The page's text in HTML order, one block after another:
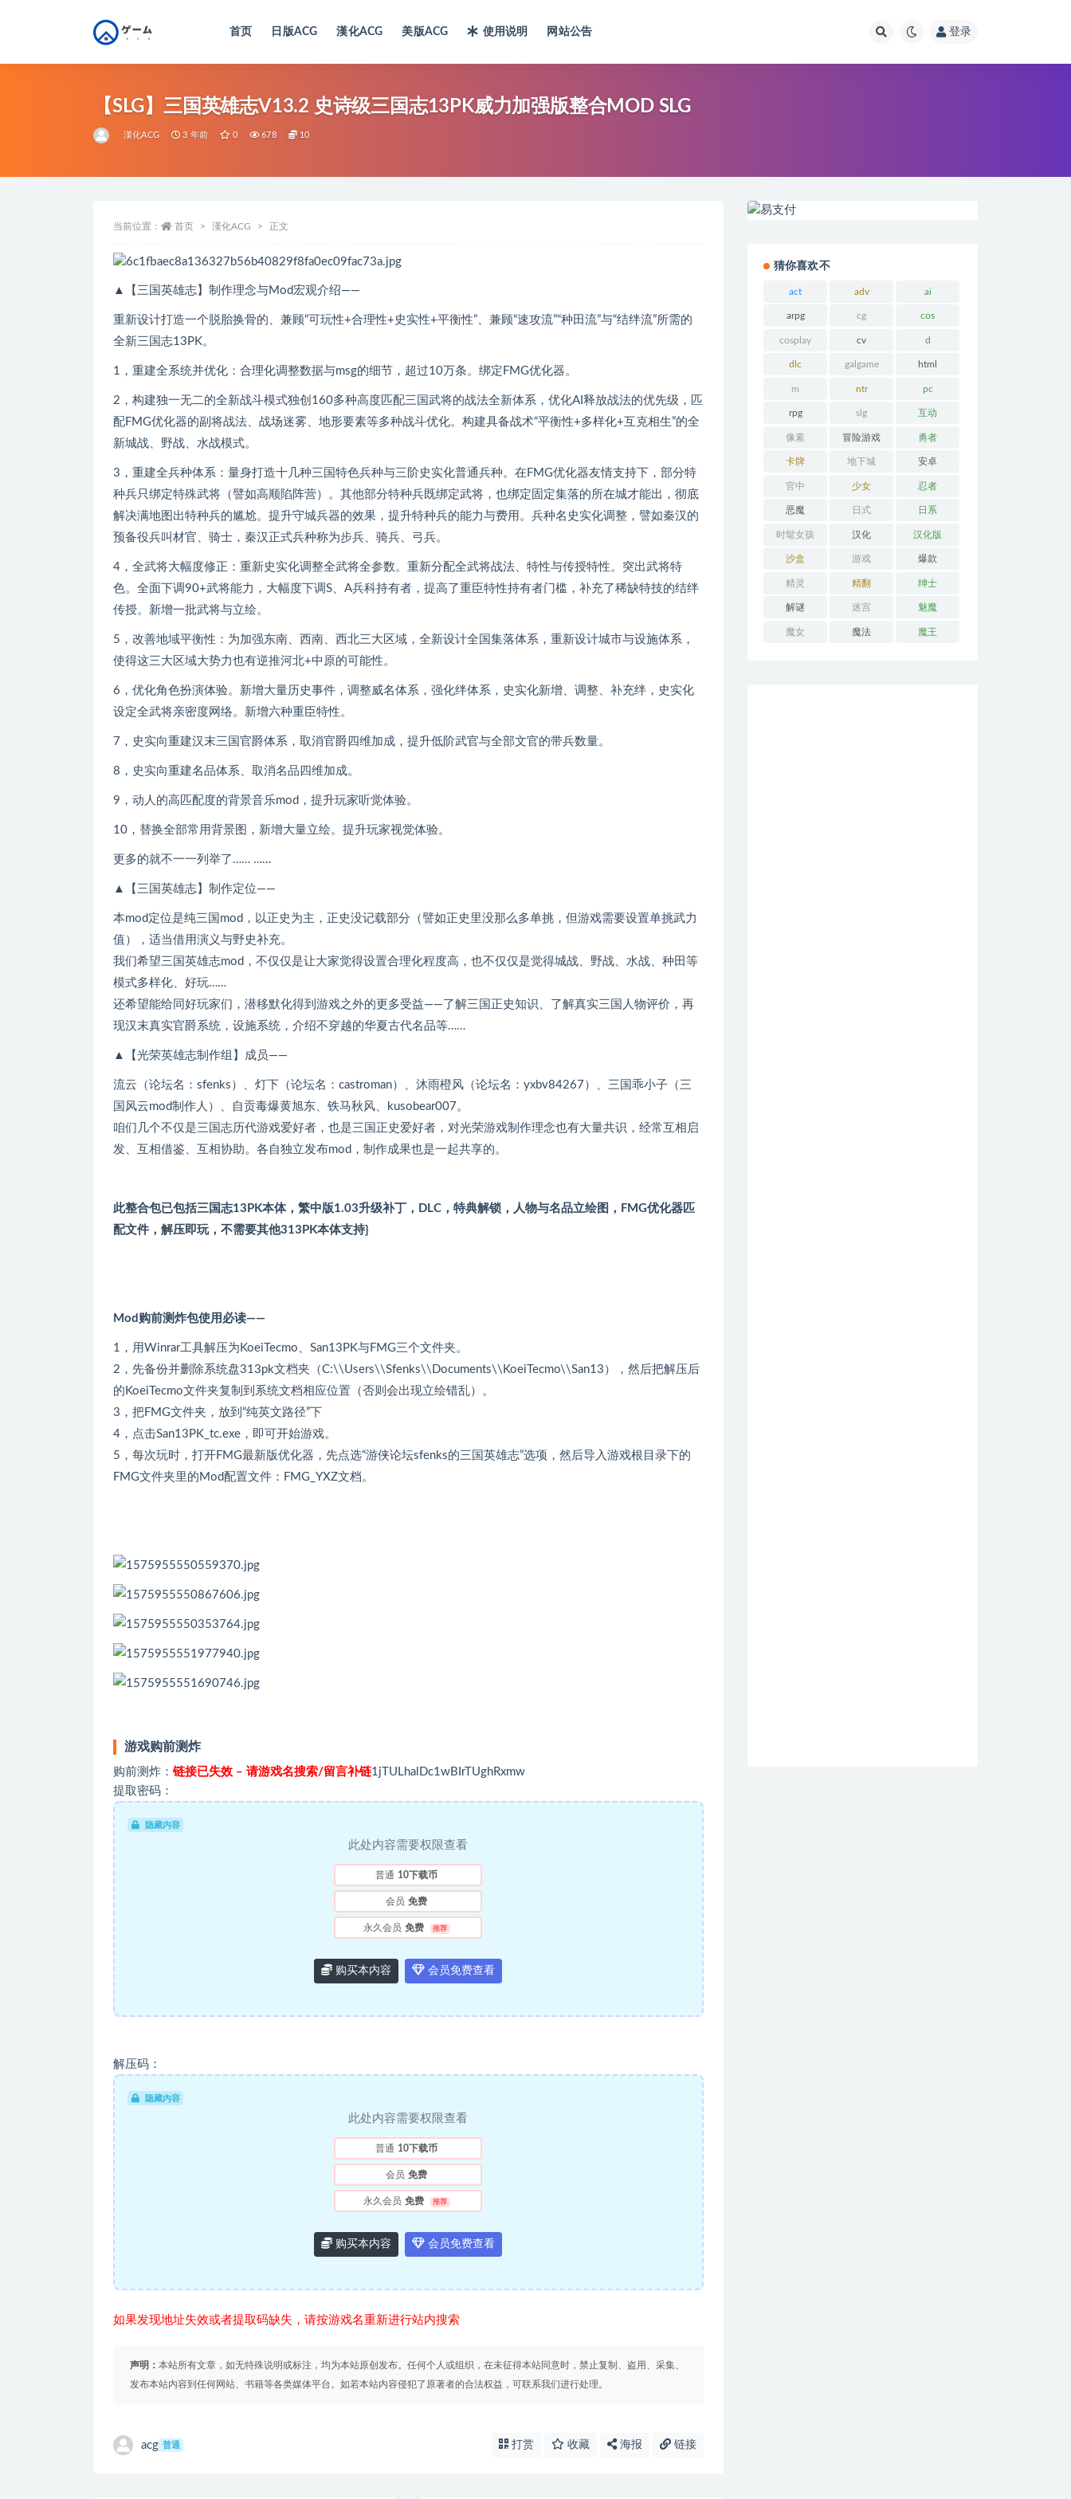
首页 日版ACG 漢化ACG 美版ACG 使用说明 网站公告 登录
【SLG】三国英雄志V13.2 史诗级三国志13PK威力加强版整合MOD SLG
漢化ACG 3 年前 0 678 10
当前位置： 首页 漢化ACG 正文
▲【三国英雄志】制作理念与Mod宏观介绍——
重新设计打造一个脱胎换骨的、兼顾“可玩性+合理性+史实性+平衡性”、兼顾“速攻流”“种田流”与“结绊流”所需的
全新三国志13PK。
1，重建全系统并优化：合理化调整数据与msg的细节，超过10万条。绑定FMG优化器。
2，构建独一无二的全新战斗模式独创160多种高度匹配三国武将的战法全新体系，优化AI释放战法的优先级，匹
配FMG优化器的副将战法、战场迷雾、地形要素等多种战斗优化。构建具备战术“平衡性+多样化+互克相生”的全
新城战、野战、水战模式。
3，重建全兵种体系：量身打造十几种三国特色兵种与三阶史实化普通兵种。在FMG优化器友情支持下，部分特
种兵只绑定特殊武将（譬如高顺陷阵营）。其他部分特种兵既绑定武将，也绑定固定集落的所在城才能出，彻底
解决满地图出特种兵的尴尬。提升守城兵器的效果，提升特种兵的能力与费用。兵种名史实化调整，譬如秦汉的
预备役兵叫材官、骑士，秦汉正式兵种称为步兵、骑兵、弓兵。
4，全武将大幅度修正：重新史实化调整全武将全参数。重新分配全武将战法、特性与传授特性。突出武将特
色。全面下调90+武将能力，大幅度下调S、A兵科持有者，提高了重臣特性持有者门槛，补充了稀缺特技的结绊
传授。新增一批武将与立绘。
5，改善地域平衡性：为加强东南、西南、西北三大区域，全新设计全国集落体系，重新设计城市与设施体系，
使得这三大区域大势力也有逆推河北+中原的可能性。
6，优化角色扮演体验。新增大量历史事件，调整威名体系，强化绊体系，史实化新增、调整、补充绊，史实化
设定全武将亲密度网络。新增六种重臣特性。
7，史实向重建汉末三国官爵体系，取消官爵四维加成，提升低阶武官与全部文官的带兵数量。
8，史实向重建名品体系、取消名品四维加成。
9，动人的高匹配度的背景音乐mod，提升玩家听觉体验。
10，替换全部常用背景图，新增大量立绘。提升玩家视觉体验。
更多的就不一一列举了…… ……
▲【三国英雄志】制作定位——
本mod定位是纯三国mod，以正史为主，正史没记载部分（譬如正史里没那么多单挑，但游戏需要设置单挑武力
值），适当借用演义与野史补充。
我们希望三国英雄志mod，不仅仅是让大家觉得设置合理化程度高，也不仅仅是觉得城战、野战、水战、种田等
模式多样化、好玩……
还希望能给同好玩家们，潜移默化得到游戏之外的更多受益——了解三国正史知识、了解真实三国人物评价，再
现汉末真实官爵系统，设施系统，介绍不穿越的华夏古代名品等……
▲【光荣英雄志制作组】成员——
流云（论坛名：sfenks）、灯下（论坛名：castroman）、沐雨橙风（论坛名：yxbv84267）、三国乖小子（三
国风云mod制作人）、自贡毒爆黄旭东、铁马秋风、kusobear007。
咱们几个不仅是三国志历代游戏爱好者，也是三国正史爱好者，对光荣游戏制作理念也有大量共识，经常互相启
发、互相借鉴、互相协助。各自独立发布mod，制作成果也是一起共享的。
此整合包已包括三国志13PK本体，繁中版1.03升级补丁，DLC，特典解锁，人物与名品立绘图，FMG优化器匹
配文件，解压即玩，不需要其他313PK本体支持}
Mod购前测炸包使用必读——
1，用Winrar工具解压为KoeiTecmo、San13PK与FMG三个文件夹。
2，先备份并删除系统盘313pk文档夹（C:\\Users\\Sfenks\\Documents\\KoeiTecmo\\San13），然后把解压后
的KoeiTecmo文件夹复制到系统文档相应位置（否则会出现立绘错乱）。
3，把FMG文件夹，放到“纯英文路径”下
4，点击San13PK_tc.exe，即可开始游戏。
5，每次玩时，打开FMG最新版优化器，先点选“游侠论坛sfenks的三国英雄志”选项，然后导入游戏根目录下的
FMG文件夹里的Mod配置文件：FMG_YXZ文档。
游戏购前测炸
购前测炸： 链接已失效 – 请游戏名搜索/留言补链1jTULhalDc1wBIrTUghRxmw
提取密码：
隐藏内容
此处内容需要权限查看
普通 10下载币
会员 免费
永久会员 免费 推荐
购买本内容 会员免费查看
解压码：
隐藏内容
此处内容需要权限查看
普通 10下载币
会员 免费
永久会员 免费 推荐
购买本内容 会员免费查看
如果发现地址失效或者提取码缺失，请按游戏名重新进行站内搜索
声明： 本站所有文章，如无特殊说明或标注，均为本站原创发布。任何个人或组织，在未征得本站同意时，禁止复制、盗用、采集、
发布本站内容到任何网站、书籍等各类媒体平台。如若本站内容侵犯了原著者的合法权益，可联系我们进行处理。
acg 普通 打赏 收藏 海报 链接
猜你喜欢不
act adv ai
arpg cg cos
cosplay cv d
dlc galgame html
m ntr pc
rpg slg 互动
像素 冒险游戏 勇者
卡牌 地下城 安卓
官中 少女 忍者
恶魔 日式 日系
时髦女孩 汉化 汉化版
沙盒 游戏 爆款
精灵 精翻 绅士
解谜 迷宫 魅魔
魔女 魔法 魔王